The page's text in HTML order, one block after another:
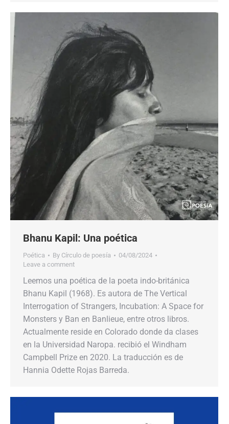
Bhanu Kapil: Una poética
Poética By Círculo de poesía
04/08/2024
Leave a comment
Leemos una poética de la poeta indo-británica
Bhanu Kapil (1968). Es autora de The Vertical
Interrogation of Strangers, Incubation: A Space for
Monsters y Ban en Banlieue, entre otros libros.
Actualmente reside en Colorado donde da clases
en la Universidad Naropa. recibió el Windham
Campbell Prize en 2020. La traducción es de
Hannia Odette Rojas Barreda.